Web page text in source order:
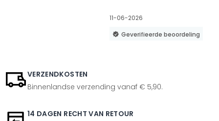
11-06-2026
Geverifieerde beoordeling
VERZENDKOSTEN
Binnenlandse verzending vanaf € 5,90.
14 DAGEN RECHT VAN RETOUR